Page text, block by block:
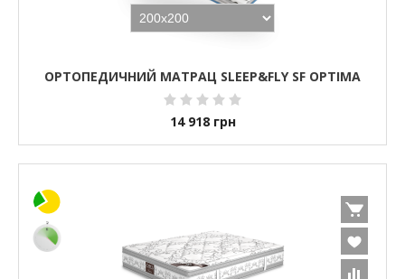
ОРТОПЕДИЧНИЙ МАТРАЦ SLEEP&FLY SF OPTIMA
14 918 грн